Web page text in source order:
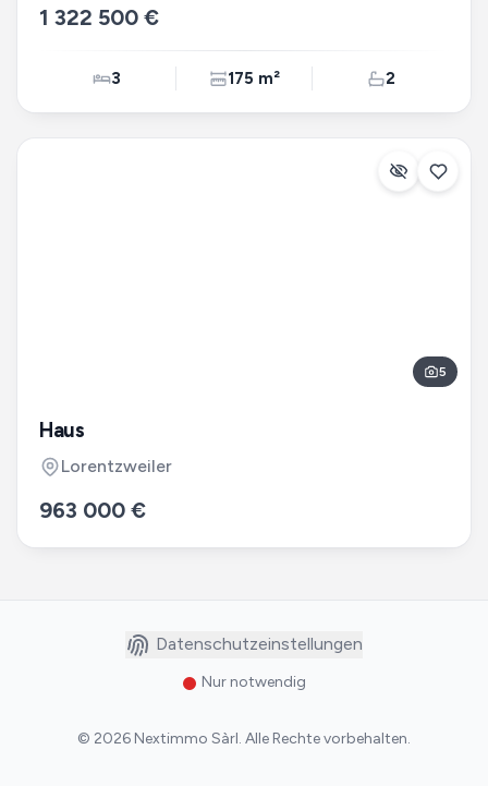
1 322 500 €
3 175 m² 2
5
Haus
Lorentzweiler
963 000 €
Datenschutzeinstellungen
Nur notwendig
© 2026 Nextimmo Sàrl. Alle Rechte vorbehalten.